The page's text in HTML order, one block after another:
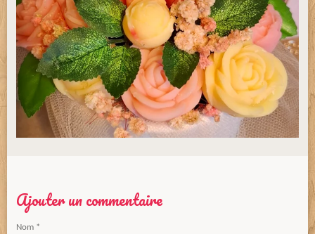
Ajouter un commentaire
Nom *